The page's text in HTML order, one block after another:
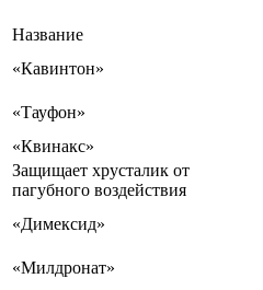
Название
«Кавинтон»
«Тауфон»
«Квинакс»
Защищает хрусталик от
пагубного воздействия
«Димексид»
«Милдронат»